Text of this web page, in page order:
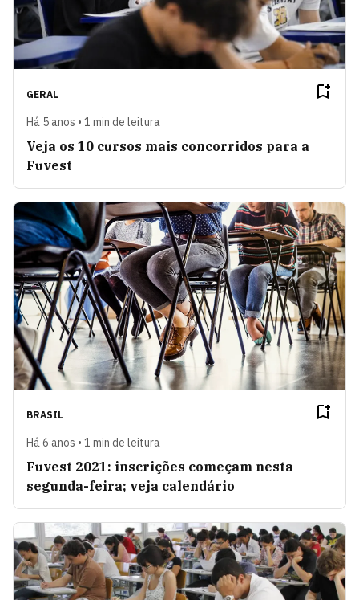
GERAL
Há 5 anos • 1 min de leitura
Veja os 10 cursos mais concorridos para a
Fuvest
BRASIL
Há 6 anos • 1 min de leitura
Fuvest 2021: inscrições começam nesta
segunda-feira; veja calendário